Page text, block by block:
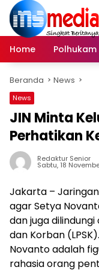
Langsung
konten
Home
Polhukam
Beranda News
News
JIN Minta
Perhatikan
Redaktur Senior
Sabtu, 18
Jakarta –
agar Setya
dan juga
dan Korban
Novanto adalah
rahasia orang